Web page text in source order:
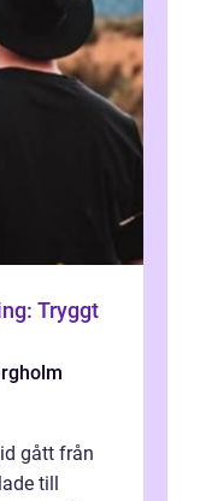
Tryggt
gått från
till